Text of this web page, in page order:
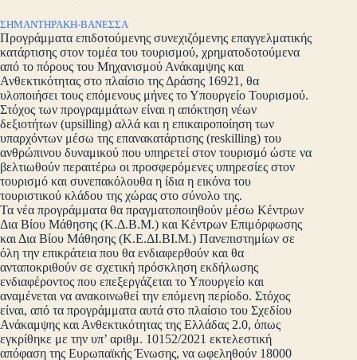
ΣΗΜΑΝΤΗΡΑΚΗ-ΒΑΝΕΣΣΑ
Προγράμματα επιδοτούμενης συνεχιζόμενης επαγγελματικής
κατάρτισης στον τομέα του τουρισμού, χρηματοδοτούμενα
από το πόρους του Μηχανισμού Ανάκαμψης και
Ανθεκτικότητας στο πλαίσιο της Δράσης 16921, θα
υλοποιήσει τους επόμενους μήνες το Υπουργείο Τουρισμού.
Στόχος των προγραμμάτων είναι η απόκτηση νέων
δεξιοτήτων (upsilling) αλλά και η επικαιροποίηση των
υπαρχόντων μέσω της επανακατάρτισης (reskilling) του
ανθρώπινου δυναμικού που υπηρετεί στον τουρισμό ώστε να
βελτιωθούν περαιτέρω οι προσφερόμενες υπηρεσίες στον
τουρισμό και συνεπακόλουθα η ίδια η εικόνα του
τουριστικού κλάδου της χώρας στο σύνολο της.
Τα νέα προγράμματα θα πραγματοποιηθούν μέσω Κέντρων
Δια Βίου Μάθησης (Κ.Δ.Β.Μ.) και Κέντρων Επιμόρφωσης
και Δια Βίου Μάθησης (Κ.Ε.ΔΙ.ΒΙ.Μ.) Πανεπιστημίων σε
όλη την επικράτεια που θα ενδιαφερθούν και θα
ανταποκριθούν σε σχετική πρόσκληση εκδήλωσης
ενδιαφέροντος που επεξεργάζεται το Υπουργείο και
αναμένεται να ανακοινωθεί την επόμενη περίοδο. Στόχος
είναι, από τα προγράμματα αυτά στο πλαίσιο του Σχεδίου
Ανάκαμψης και Ανθεκτικότητας της Ελλάδας 2.0, όπως
εγκρίθηκε με την υπ’ αριθμ. 10152/2021 εκτελεστική
απόφαση της Ευρωπαϊκής Ένωσης, να ωφεληθούν 18000